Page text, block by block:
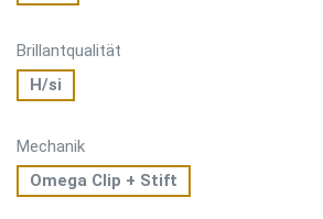
Brillantqualität
H/si
Mechanik
Omega Clip + Stift